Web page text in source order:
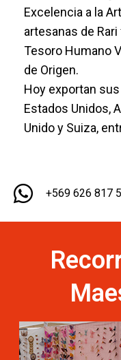
Excelencia a la
artesanas de
Tesoro Humano
de Origen.
Hoy exportan
Estados Unidos,
Unido y Suiza,
+569 626 817